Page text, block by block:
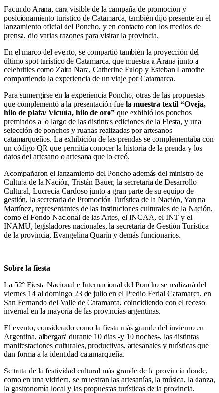
Facundo Arana, cara visible de la campaña de promoción y
posicionamiento turístico de Catamarca, también dijo presente en el
lanzamiento oficial del Poncho, y en contacto con los medios de
prensa, dio varias razones para visitar la provincia.
En el marco del evento, se compartió también la proyección del
último spot turístico de Catamarca, que muestra a Arana junto a
celebrities como Zaira Nara, Catherine Fulop y Esteban Lamothe
compartiendo la experiencia de un viaje por Catamarca.
Para sumergirse en la experiencia Poncho, otras de las propuestas
que complementó a la presentación fue la muestra textil “Oveja,
hilo de plata/ Vicuña, hilo de oro” que exhibió los ponchos
premiados a lo largo de las distintas ediciones de la Fiesta, y una
selección de ponchos y ruanas realizadas por artesanos
catamarqueños. La exhibición de las prendas se complementaba con
un código QR que permitía conocer la historia de la prenda y los
datos del artesano o artesana que lo creó.
Acompañaron el lanzamiento del Poncho además del ministro de
Cultura de la Nación, Tristán Bauer, la secretaria de Desarrollo
Cultural, Lucrecia Cardoso junto a gran parte de su equipo de
gestión, la secretaria de Promoción Turística de la Nación, Yanina
Martínez, representantes de las instituciones culturales de la Nación,
como el Fondo Nacional de las Artes, el INCAA, el INT y el
INAMU, legisladores nacionales, la secretaria de Gestión Turística
de la provincia, Evangelina Quarín y demás funcionarios.
Sobre la fiesta
La 52° Fiesta Nacional e Internacional del Poncho se realizará del
viernes 14 al domingo 23 de julio en el Predio Ferial Catamarca, en
San Fernando del Valle de Catamarca, coincidiendo con el receso
invernal en la mayoría de las provincias argentinas.
El evento, considerado como la fiesta más grande del invierno en
Argentina, albergará durante 10 días -y 10 noches-, las distintas
manifestaciones culturales, productivas, artesanales y turísticas que
dan forma a la identidad catamarqueña.
Se trata de la festividad cultural más grande de la provincia donde,
como en una vidriera, se muestran las artesanías, la música, la danza,
la gastronomía local y las propuestas turísticas de la provincia.